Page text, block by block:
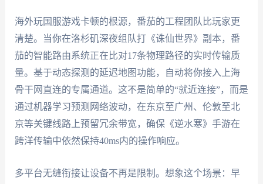
海外玩国服游戏卡顿的根源，番茄的工程团队比玩家更
清楚。当你在洛杉矶深夜组队打《诛仙世界》副本，番
茄的智能路由系统正在比对17条物理路径的实时传输质
量。基于动态探测的延迟地图功能，自动将你接入上海
骨干网直连的专属通道。这不是简单的“就近连接”，而是
通过机器学习预测网络波动，在东京至广州、伦敦至北
京等关键线路上预留冗余带宽，确保《逆水寒》手游在
跨洋传输中依然保持40ms内的操作响应。
多平台无缝衔接让设备不再是限制。想象这个场景：早